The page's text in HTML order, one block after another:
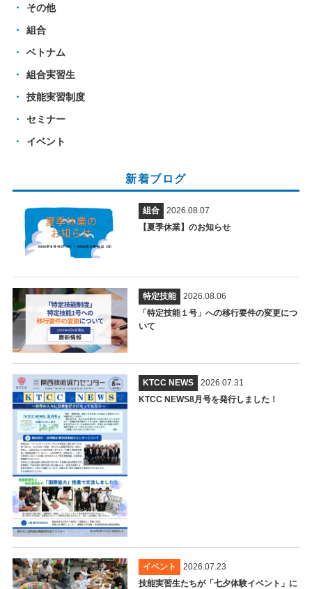
その他
組合
ベトナム
組合実習生
技能実習制度
セミナー
イベント
新着ブログ
組合
2026.08.07
【夏季休業】のお知らせ
特定技能
2026.08.06
「特定技能１号」への移行要件の変更につ
いて
KTCC NEWS
2026.07.31
KTCC NEWS8月号を発行しました！
イベント
2026.07.23
技能実習生たちが「七夕体験イベント」に